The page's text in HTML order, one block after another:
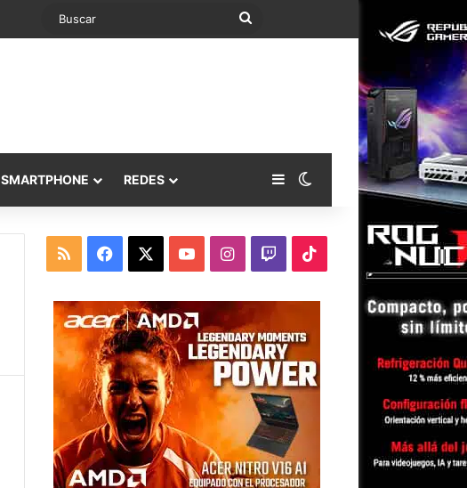
Buscar
SMARTPHONE REDES Barra lateral
Switch skin
RSS Facebook YouTubeInstagram
TwitchTikTok